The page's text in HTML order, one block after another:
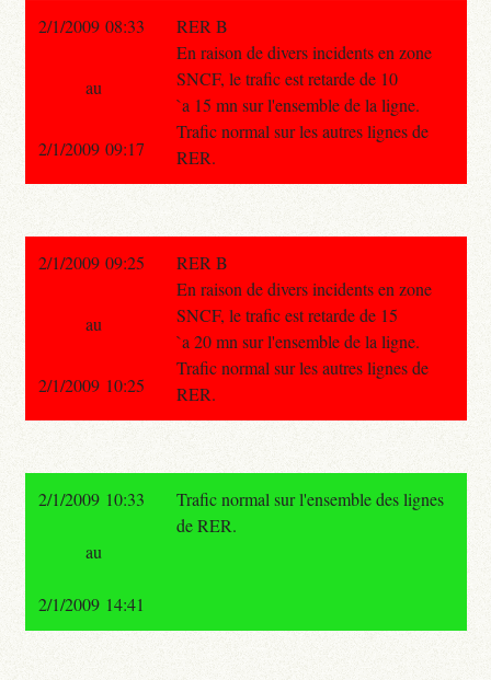
2/1/2009 08:33
RER B
En raison de divers incidents en zone
SNCF, le trafic est retarde de 10
`a 15 mn sur l'ensemble de la ligne.
Trafic normal sur les autres lignes de
RER.
au
2/1/2009 09:17
2/1/2009 09:25
RER B
En raison de divers incidents en zone
SNCF, le trafic est retarde de 15
`a 20 mn sur l'ensemble de la ligne.
Trafic normal sur les autres lignes de
RER.
au
2/1/2009 10:25
2/1/2009 10:33
Trafic normal sur l'ensemble des lignes
de RER.
au
2/1/2009 14:41